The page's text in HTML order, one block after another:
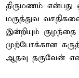
திருமணம் என்பது
மருத்துவ
இன்றியும்
முற்போக்கான
ஆதவு தருவேன் என